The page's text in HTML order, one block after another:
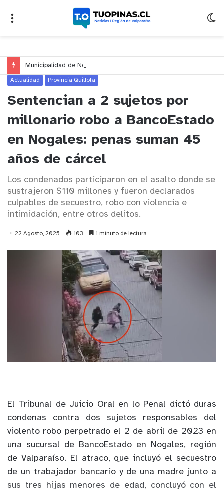
Actualidad Provincia Quillota
Sentencian a 2 sujetos por
millonario robo a BancoEstado
en Nogales: penas suman 45
años de cárcel
Los condenados participaron en el asalto donde se
sustrajeron $110 millones y fueron declarados
culpables de secuestro, robo con violencia e
intimidación, entre otros delitos.
22 Agosto, 2025 103 1 minuto de lectura
El Tribunal de Juicio Oral en lo Penal dictó duras
condenas contra dos sujetos responsables del
violento robo perpetrado el 2 de abril de 2023 en
una sucursal de BancoEstado en Nogales, región
de Valparaíso. El atraco, que incluyó el secuestro
de un trabajador bancario y de una madre junto a
sus tres hijas menores de edad, concluyó con el